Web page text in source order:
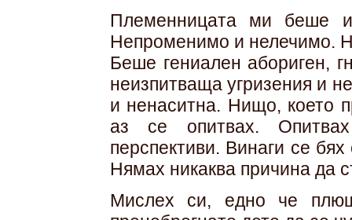
Племенницата ми беше и
Непроменимо и нелечимо.
Беше гениален абориген,
неизпитваща угризения и
и ненаситна. Нищо, което
аз се опитвах.
перспективи. Винаги се
Нямах никаква причина да
Мислех си, едно че